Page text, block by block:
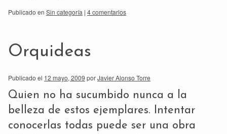
Publicado en Sin categoría | 4 comentarios
Orquideas
Publicado el 12 mayo, 2009 porJavier Alonso Torre
Quien no ha sucumbido nunca a la
belleza de estos ejemplares. Intentar
conocerlas todas puede ser una obra